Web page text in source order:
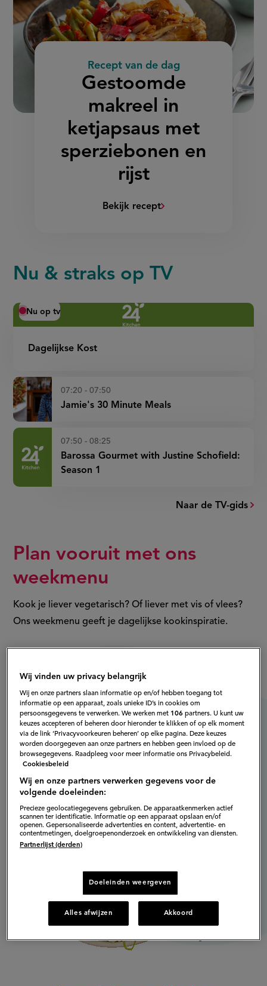
Recept van de dag
:
Gestoomde
makreel in
ketjapsaus met
sperziebonen en
rijst
Bekijk recept(Gestoomde
met
Nu & straks op TV
Dagelijkse Kost
Nu op tv
07:20 - 07:50
Jamie's 30 Minute Meals
07:50 - 08:25
Barossa Gourmet with Justine Schofield:
Season 1
Naar de TV-gids
Plan vooruit met ons
weekmenu
Kook je liever vegetarisch? Of liever met vis of vlees?
Ons weekmenu geeft je dagelijkse kookinspiratie.
Wij vinden uw privacy belangrijk
Wij en onze partners slaan informatie op en/of hebben toegang tot
informatie op een apparaat, zoals unieke ID’s in cookies om
persoonsgegevens te verwerken. We werken met 106 partners. U kunt uw
keuzes accepteren of beheren door hieronder te klikken of op elk moment
via de link ‘Privacyvoorkeuren beheren’ op elke pagina. Deze keuzes
worden doorgegeven aan onze partners en hebben geen invloed op de
browsegegevens. Raadpleeg voor meer informatie ons Privacybeleid.
Cookiesbeleid
Wij en onze partners verwerken gegevens voor de
volgende doeleinden:
Precieze geolocatiegegevens gebruiken. De apparaatkenmerken actief
scannen ter identificatie. Informatie op een apparaat opslaan en/of
openen. Gepersonaliseerde advertenties en content, advertentie- en
contentmetingen, doelgroepenonderzoek en ontwikkeling van diensten.
Partnerlijst (derden)
Doeleinden weergeven
Alles afwijzen Akkoord